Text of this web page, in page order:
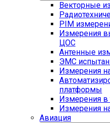
Векторные
PIM
Измерения
ЦОС
Антенные
ЭМС
Измерения
платформы
Измерения в
Измерения
Авиация